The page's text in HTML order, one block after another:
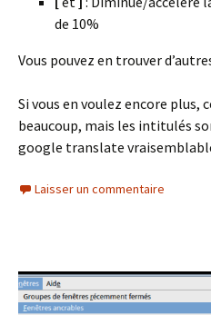
de 10%
Vous pouvez en trouver
Si vous en voulez encore plus,
beaucoup, mais les intitulés
google translate
Laisser un commentaire